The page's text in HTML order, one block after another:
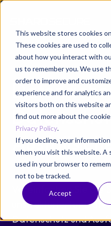
This website stores cookies
These cookies are used to
about how you interact with
us to remember you. We use
order to improve and
experience and for analytics
visitors both on this website
find out more about the
Privacy Policy.
If you decline, your
when you visit this website. A
used in your browser to
not to be tracked.
Accept
Vereinfachen Sie die
unstrukturierter
Datenschutz und